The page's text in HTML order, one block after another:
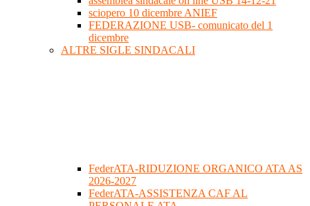
sciopero 10 dicembre ANIEF
FEDERAZIONE USB- comunicato del 1
dicembre
ALTRE SIGLE SINDACALI
FederATA-RIDUZIONE ORGANICO ATA AS
2026-2027
FederATA-ASSISTENZA CAF AL